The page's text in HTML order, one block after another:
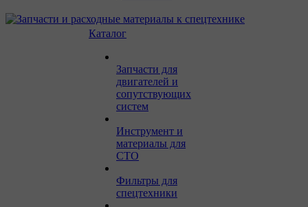
Каталог
Запчасти для
двигателей и
сопутствующих
систем
Инструмент и
материалы для
СТО
Фильтры для
спецтехники